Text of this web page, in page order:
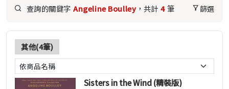
查詢的關鍵字 Angeline Boulley，共計 4 筆 篩選
其他(4筆)
Sisters in the Wind (精裝版)